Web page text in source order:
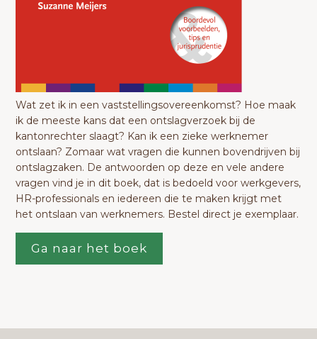
Wat zet ik in een vaststellingsovereenkomst? Hoe maak
ik de meeste kans dat een ontslagverzoek bij de
kantonrechter slaagt? Kan ik een zieke werknemer
ontslaan? Zomaar wat vragen die kunnen bovendrijven bij
ontslagzaken. De antwoorden op deze en vele andere
vragen vind je in dit boek, dat is bedoeld voor werkgevers,
HR-professionals en iedereen die te maken krijgt met
het ontslaan van werknemers. Bestel direct je exemplaar.
Ga naar het boek